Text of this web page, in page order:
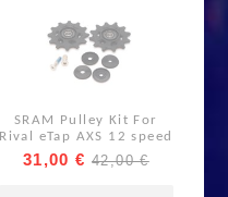
SRAM Pulley Kit For
Rival eTap AXS 12 speed
31,00 € 42,00 €